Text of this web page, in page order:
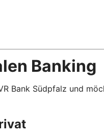
Banking
Bank Südpfalz und